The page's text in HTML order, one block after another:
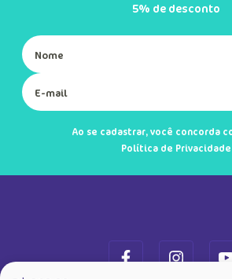
5% de desconto
Ao se cadastrar, você concorda
Política de Privacidade